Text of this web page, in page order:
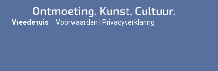
Vreedehuis Voorwaarden Privacyverklaring